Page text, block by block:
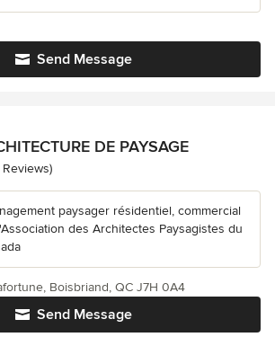
Send Message
DE PAYSAGE
of 5 stars
Reviews)
paysager résidentiel, commercial
des Architectes Paysagistes du
Send Message
Boisbriand, QC J7H 0A4